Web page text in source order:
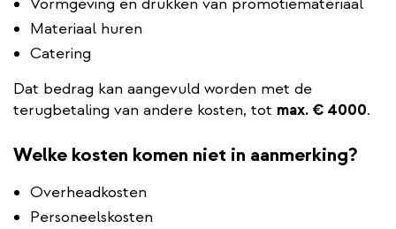
Materiaal huren
Catering
Dat bedrag kan aangevuld worden met de
terugbetaling van andere kosten, tot max. € 4000.
Welke kosten komen niet in aanmerking?
Overheadkosten
Personeelskosten